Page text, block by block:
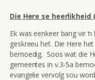
Die Here se heerlikheid
Ek was eenkeer bang vir
geskreeu het. Die Here
bemoedig. Soos wat die
gemeentes in v.3-5a
evangelie vervolg sou